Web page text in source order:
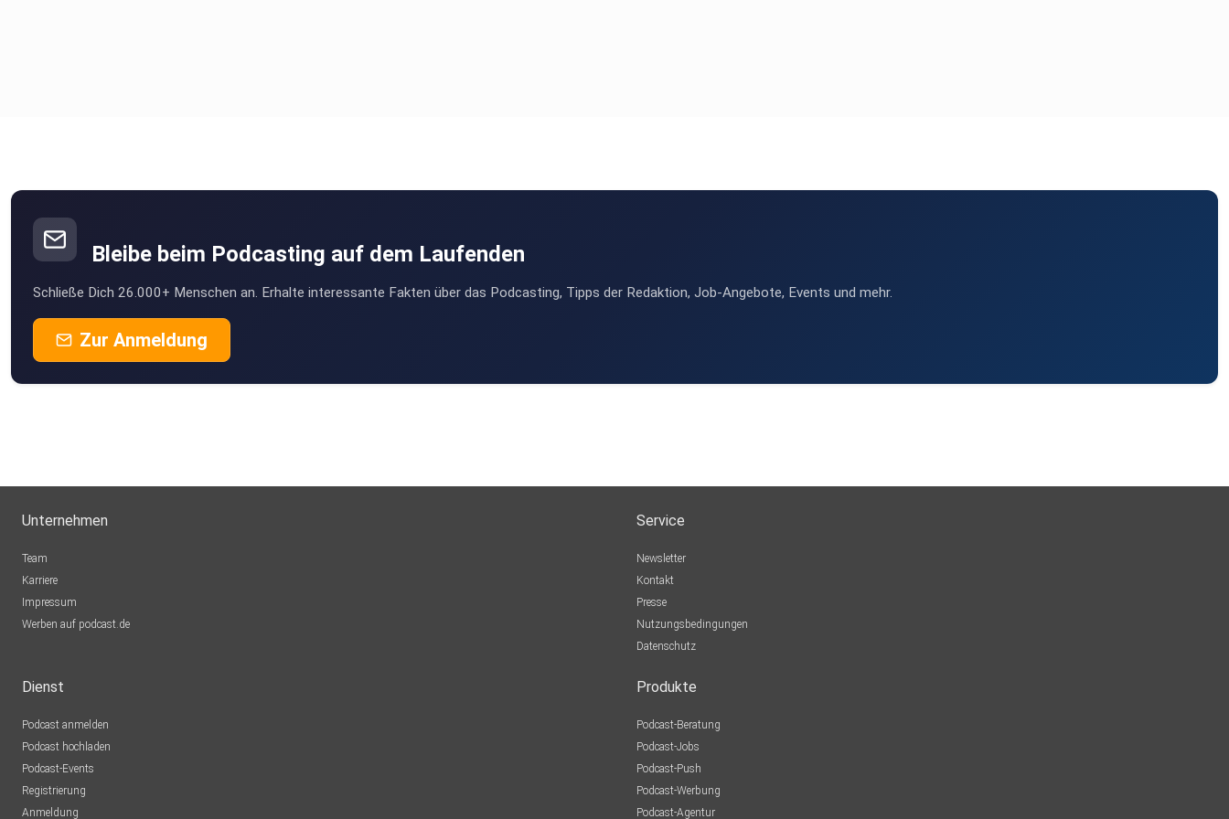
Bleibe beim Podcasting auf dem Laufenden
Schließe Dich 26.000+ Menschen an. Erhalte interessante Fakten über das Podcasting, Tipps der Redaktion, Job-Angebote, Events und mehr.
Zur Anmeldung
Unternehmen
Team
Karriere
Impressum
Werben auf podcast.de
Service
Newsletter
Kontakt
Presse
Nutzungsbedingungen
Datenschutz
Dienst
Podcast anmelden
Podcast hochladen
Podcast-Events
Registrierung
Anmeldung
Produkte
Podcast-Beratung
Podcast-Jobs
Podcast-Push
Podcast-Werbung
Podcast-Agentur